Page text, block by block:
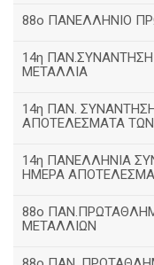
88ο ΠΑΝΕΛΛΗΝΙΟ
14η
ΜΕΤΑΛΛΙΑ
14η ΠΑΝ.
ΑΠΟΤΕΛΕΣΜΑΤΑ ΤΩΝ
14η ΠΑΝΕΛΛΗΝΙΑ
ΗΜΕΡΑ
88ο
ΜΕΤΑΛΛΙΩΝ